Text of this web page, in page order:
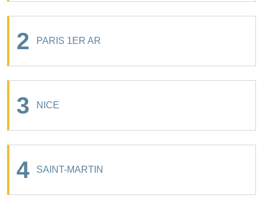
2 PARIS 1ER AR
3 NICE
4 SAINT-MARTIN